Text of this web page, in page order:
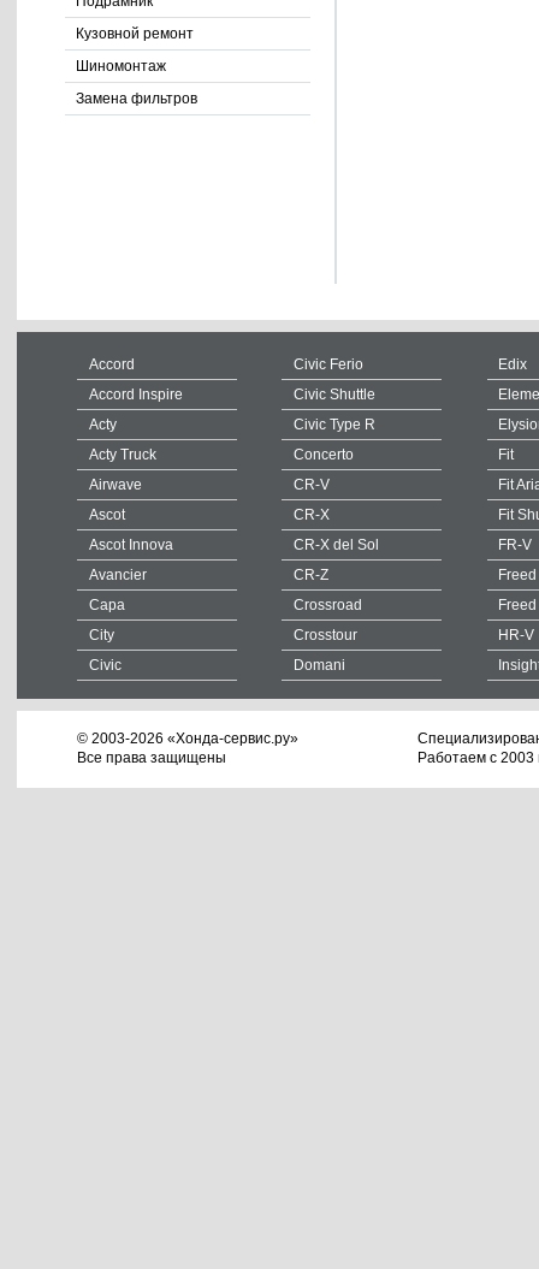
Кузовной ремонт
Шиномонтаж
Замена фильтров
Accord
Accord Inspire
Acty
Acty Truck
Airwave
Ascot
Ascot Innova
Avancier
Capa
City
Civic
Civic Ferio
Civic Shuttle
Civic Type R
Concerto
CR-V
CR-X
CR-X del Sol
CR-Z
Crossroad
Crosstour
Domani
Edix
Fit
Fit
Fit
FR-V
Freed
HR-V
© 2003-2026 «Хонда-сервис.ру»
Все права защищены
Работаем с 2003